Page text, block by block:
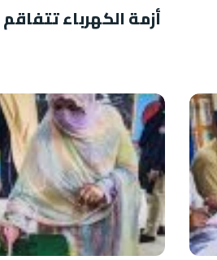
أزمة الكهرباء تتفاقم